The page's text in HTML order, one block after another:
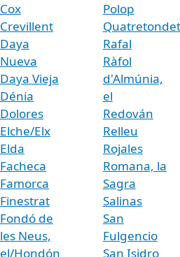
Cox
Crevillent
Daya
Nueva
Daya Vieja
Dénia
Dolores
Elche/Elx
Elda
Facheca
Famorca
Finestrat
Fondó de
les Neus,
el/Hondón
Polop
Rafal
Ràfol
d'Almúnia,
el
Redován
Relleu
Rojales
Romana, la
Sagra
Salinas
San
Fulgencio
San Isidro